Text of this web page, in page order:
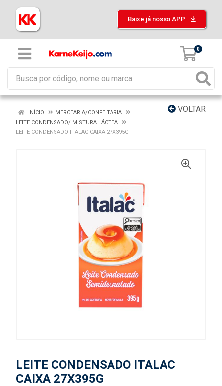
Baixe já nosso APP
0
VOLTAR
INÍCIO
MERCEARIA/CONFEITARIA
LEITE CONDENSADO/ MISTURA LÁCTEA
LEITE CONDENSADO ITALAC CAIXA 27X395G
LEITE CONDENSADO ITALAC
CAIXA 27X395G